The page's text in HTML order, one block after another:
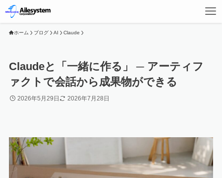
ホーム ブログ AI Claude
Claudeと「一緒に作る」 ─ アーティフ
ァクトで会話から成果物ができる
2026年5月29日 2026年7月28日